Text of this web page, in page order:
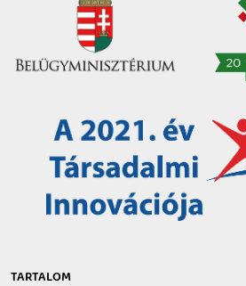
TARTALOM